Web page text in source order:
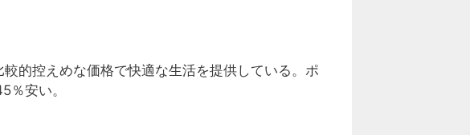
的控えめな価格で快適な生活を提供している。ポ
％安い。